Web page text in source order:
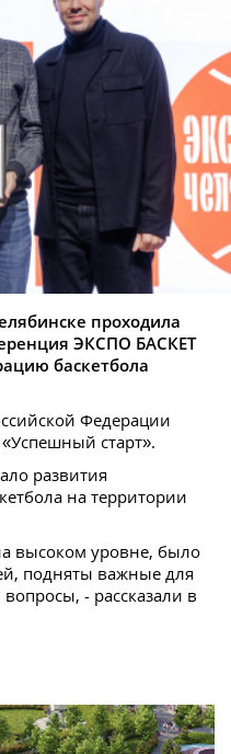
проходила
ЭКСПО БАСКЕТ
баскетбола
Федерации
старт».
развития
на территории
высоком уровне, было
подняты важные для
- рассказали в